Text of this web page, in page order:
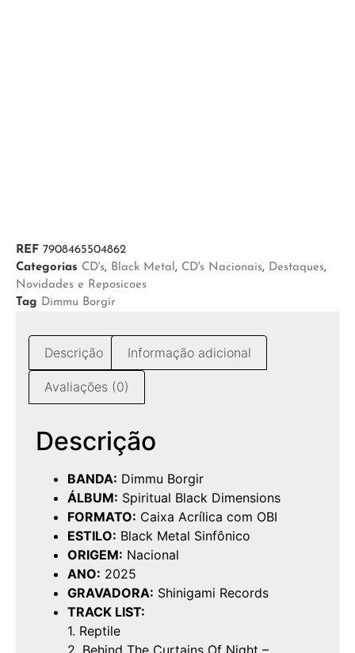
REF 7908465504862
Categorias CD's, Black Metal, CD's Nacionais, Destaques,
Novidades e Reposicoes
Tag Dimmu Borgir
Descrição Informação adicional
Avaliações (0)
Descrição
BANDA: Dimmu Borgir
ÁLBUM: Spiritual Black Dimensions
FORMATO: Caixa Acrílica com OBI
ESTILO: Black Metal Sinfônico
ORIGEM: Nacional
ANO: 2025
GRAVADORA: Shinigami Records
TRACK LIST:
1. Reptile